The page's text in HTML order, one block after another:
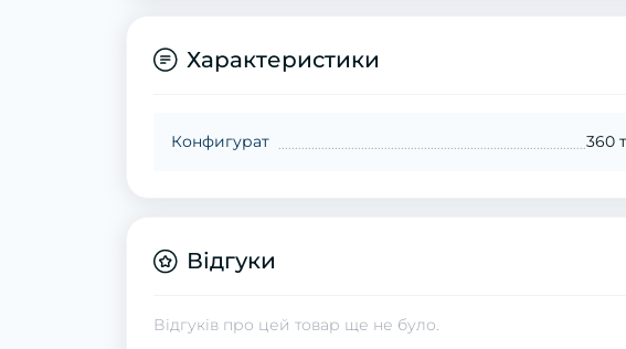
Характеристики
Конфигурат 360
Відгуки
Відгуків про цей товар ще не було.